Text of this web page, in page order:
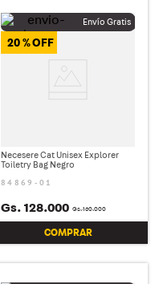
20 %
Necesere Cat Unisex Explorer
Toiletry Bag Negro
84869-01
Gs.160.000
Gs. 128.000
COMPRAR